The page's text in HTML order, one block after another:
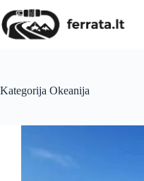
to
content
Kategorija Okeanija